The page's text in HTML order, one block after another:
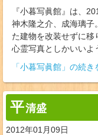
『小暮写眞館』は、
神木隆之介、成海璃子
た建物を改装せずに移
心霊写真としかいいよ
「小暮写眞館」の続き
平清盛
2012年01月09日